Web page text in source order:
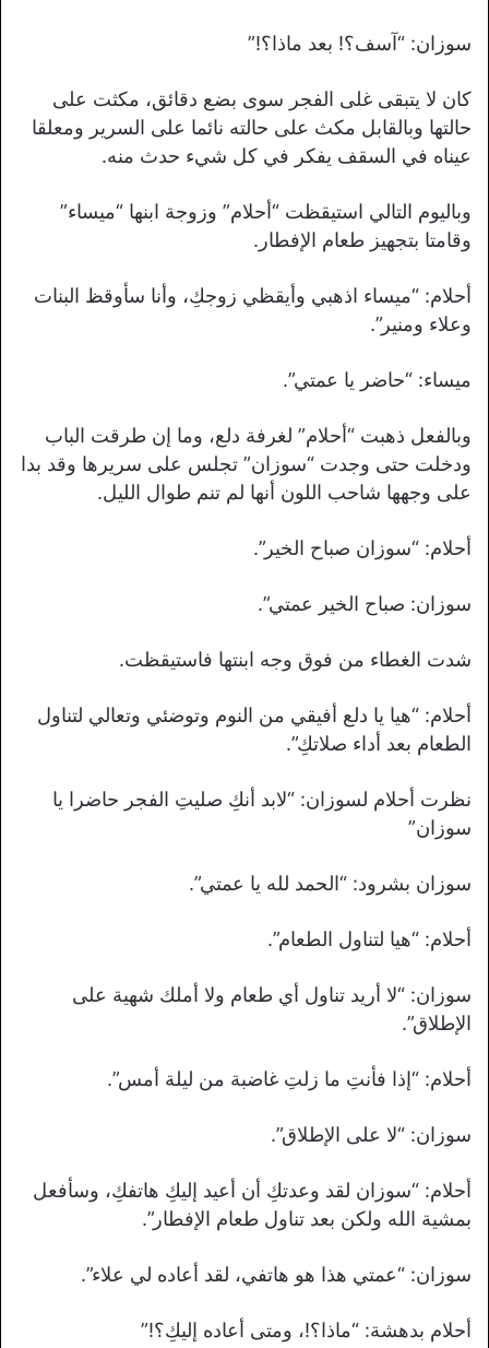
سوزان: “آسف؟! بعد ماذا؟!”
كان لا يتبقى غلى الفجر سوى بضع دقائق، مكثت على
حالتها وبالقابل مكث على حالته نائما على السرير ومعلقا
عيناه في السقف يفكر في كل شيء حدث منه.
وباليوم التالي استيقظت “أحلام” وزوجة ابنها “ميساء”
وقامتا بتجهيز طعام الإفطار.
أحلام: “ميساء اذهبي وأيقظي زوجكِ، وأنا سأوقظ البنات
وعلاء ومنير”.
ميساء: “حاضر يا عمتي”.
وبالفعل ذهبت “أحلام” لغرفة دلع، وما إن طرقت الباب
ودخلت حتى وجدت “سوزان” تجلس على سريرها وقد بدا
على وجهها شاحب اللون أنها لم تنم طوال الليل.
أحلام: “سوزان صباح الخير”.
سوزان: صباح الخير عمتي”.
شدت الغطاء من فوق وجه ابنتها فاستيقظت.
أحلام: “هيا يا دلع أفيقي من النوم وتوضئي وتعالي لتناول
الطعام بعد أداء صلاتكِ”.
نظرت أحلام لسوزان: “لابد أنكِ صليتِ الفجر حاضرا يا
سوزان”
سوزان بشرود: “الحمد لله يا عمتي”.
أحلام: “هيا لتناول الطعام”.
سوزان: “لا أريد تناول أي طعام ولا أملك شهية على
الإطلاق”.
أحلام: “إذا فأنتِ ما زلتِ غاضبة من ليلة أمس”.
سوزان: “لا على الإطلاق”.
أحلام: “سوزان لقد وعدتكِ أن أعيد إليكِ هاتفكِ، وسأفعل
بمشية الله ولكن بعد تناول طعام الإفطار”.
سوزان: “عمتي هذا هو هاتفي، لقد أعاده لي علاء”.
أحلام بدهشة: “ماذا؟!، ومتى أعاده إليكِ؟!”